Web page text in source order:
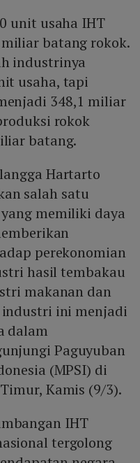
unit usaha IHT
batang rokok.
industrinya
usaha, tapi
348,1 miliar
rokok
batang.
Hartarto
salah satu
memiliki daya
perekonomian
hasil tembakau
makanan dan
industri ini menjadi
dalam
Paguyuban
(MPSI) di
Kamis (9/3).
IHT
tergolong